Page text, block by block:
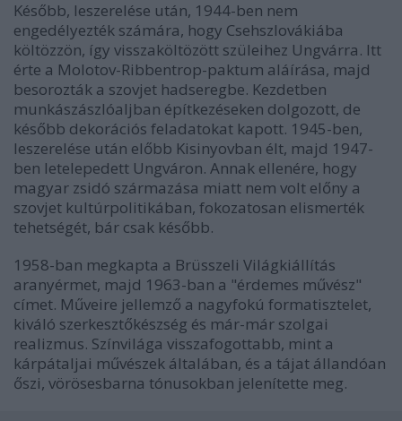
Később, leszerelése után, 1944-ben nem
engedélyezték számára, hogy Csehszlovákiába
költözzön, így visszaköltözött szüleihez Ungvárra. Itt
érte a Molotov-Ribbentrop-paktum aláírása, majd
besorozták a szovjet hadseregbe. Kezdetben
munkászászlóaljban építkezéseken dolgozott, de
később dekorációs feladatokat kapott. 1945-ben,
leszerelése után előbb Kisinyovban élt, majd 1947-
ben letelepedett Ungváron. Annak ellenére, hogy
magyar zsidó származása miatt nem volt előny a
szovjet kultúrpolitikában, fokozatosan elismerték
tehetségét, bár csak később.
1958-ban megkapta a Brüsszeli Világkiállítás
aranyérmet, majd 1963-ban a "érdemes művész"
címet. Műveire jellemző a nagyfokú formatisztelet,
kiváló szerkesztőkészség és már-már szolgai
realizmus. Színvilága visszafogottabb, mint a
kárpátaljai művészek általában, és a tájat állandóan
őszi, vörösesbarna tónusokban jelenítette meg.